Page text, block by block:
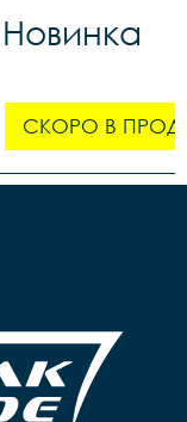
Новинка
СКОРО В